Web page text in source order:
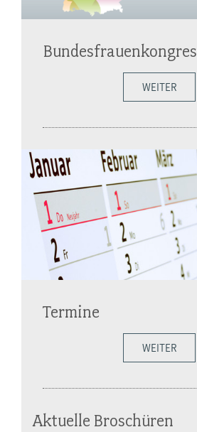
WEITER
Termine
WEITER
Aktuelle Broschüren